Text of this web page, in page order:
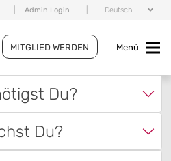
Admin Login Deutsch
MITGLIED WERDEN Menü
Du?
Du?